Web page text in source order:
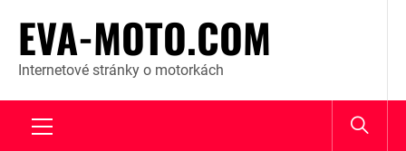
content
EVA-MOTO.COM
Internetové stránky o motorkách